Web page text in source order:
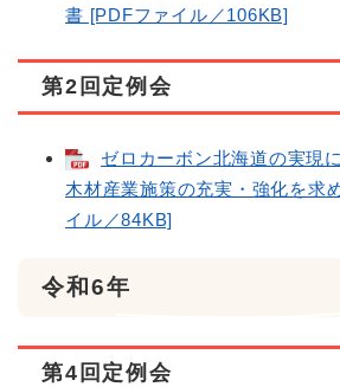
書 [PDFファイル／106KB]
第2回定例会
ゼロカーボン北海道の実現
木材産業施策の充実・強化を求
イル／84KB]
令和6年
第4回定例会